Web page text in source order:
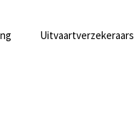
Uitvaartverzekeraars